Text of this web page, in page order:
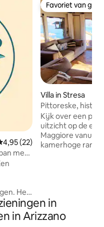
beoordeling van
4,95 (22)
met
Het
om
Favoriet van
Favoriet van
Villa in Stresa
Pittoreske,
op het eiland
Kijk over een
uitzicht op de
Maggiore vanuit
kamerhoge
lopen op en neer
grote slaapkamer
bovenste
in
in Arizzano